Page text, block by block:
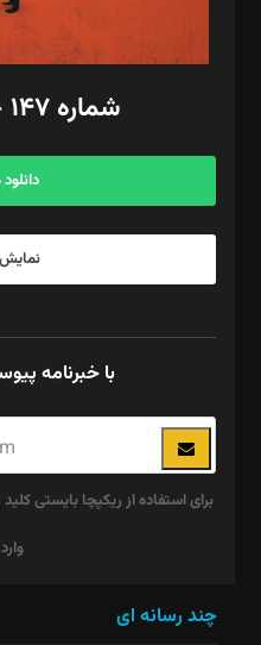
مد‌یر توسعه تجاری: کامبیز برید‌
امور مالی: شاپور رهبری، محمد‌
آگهی و مشترکین: ۰۹۱۹۹۹۹۰۴۵۴
شماره ۱۴۷ - مرداد ۱۴۰۵
با خبرنامه
چند رسانه ای